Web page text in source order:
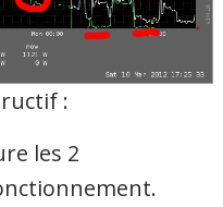
:
les 2